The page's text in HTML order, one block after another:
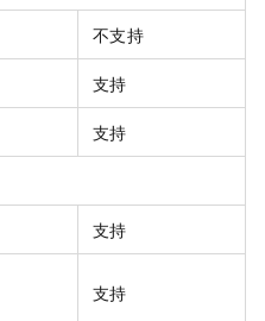
不支持
支持
支持
支持
支持